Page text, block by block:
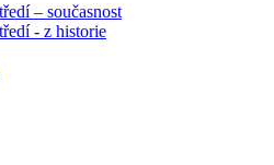
– současnost
​- z historie